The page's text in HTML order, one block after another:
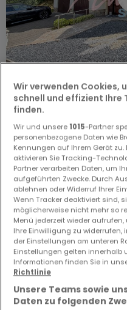
Haus 4 Schlafzimmer
1.495.000 €
Nous avons le plaisir de
cette magnifique villa
idéalement située au
quartier résidentiel
recherché de Diekirch.
rare et privilégié, cette
superbe vue dégagée
garantissant calme
exceptionnelle.
renommée Leufgen,
225 m² 4 4
Wir verwenden Cookies,
schnell und effizient Ihre
finden.
Wir und unsere 1015-Partner
personenbezogene Daten wie
Kennungen auf Ihrem Gerät
aktivieren Sie Tracking-
Partner verarbeiten Daten, um
aufgeführten Zwecke. Durch
ablehnen oder Widerruf Ihrer
Wenn Tracker deaktiviert sind,
möglicherweise nicht mehr so
Menü jederzeit wieder
Ihre Einwilligung zu widerrufen,
der Einstellungen am unteren
Einstellungen gelten innerhalb
Informationen finden Sie in
Richtlinie
Unsere Teams sowie
Daten zu folgenden